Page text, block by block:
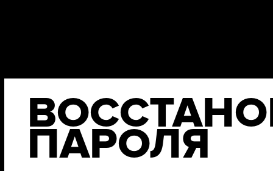
ПАРОЛЯ